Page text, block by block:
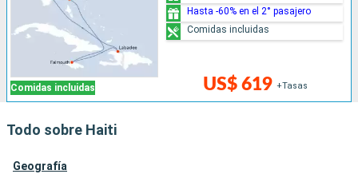
Comidas incluidas US$ 619 +Tasas
Hasta -60% en el 2° pasajero
Comidas incluidas
Todo sobre Haiti
Geografía